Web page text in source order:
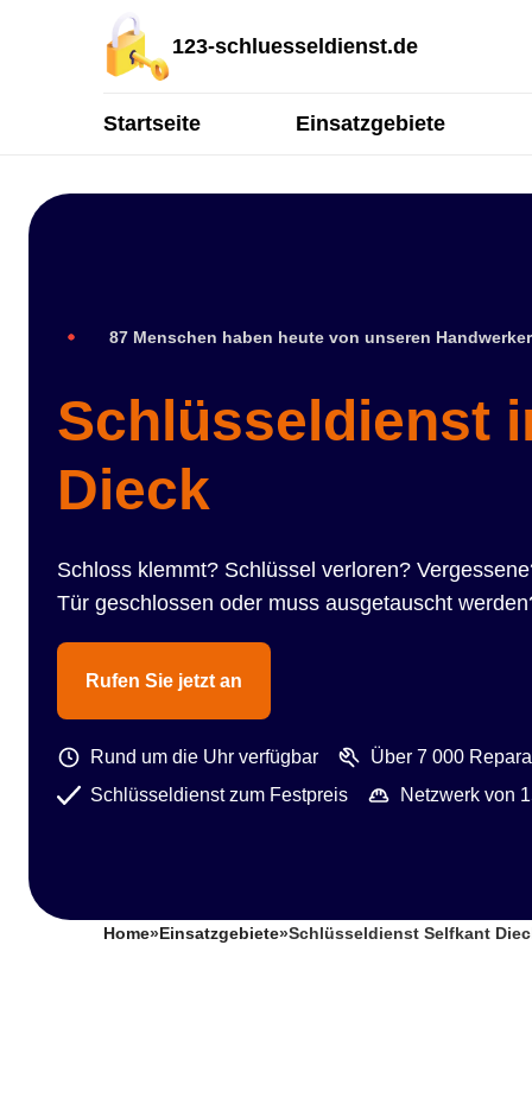
123-schluesseldienst.de
Startseite Einsatzgebiete
87 Menschen haben heute von unseren
Schlüsseldienst
Dieck
Schloss klemmt? Schlüssel verloren?
Tür geschlossen oder muss ausgetauscht
Rufen Sie jetzt an
Rund um die Uhr verfügbar
Über 7 000
Schlüsseldienst zum Festpreis
Netzwerk von
Home» Einsatzgebiete»Schlüsseldienst Selfkant